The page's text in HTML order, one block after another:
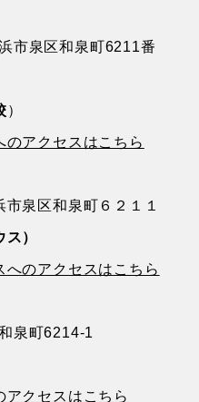
市泉区和泉町6211番
）
アクセスはこちら
泉区和泉町６２１１
）
へのアクセスはこちら
泉町6214-1
アクセスはこちら